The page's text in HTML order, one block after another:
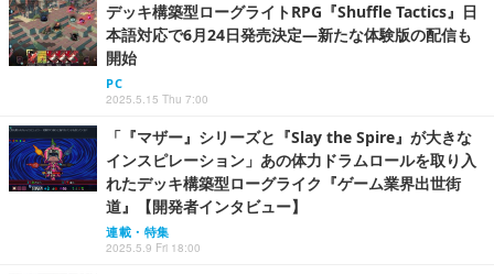
デッキ構築型ローグライトRPG『Shuffle Tactics』日
本語対応で6月24日発売決定―新たな体験版の配信も
開始
PC
2025.5.15 Thu 7:00
「『マザー』シリーズと『Slay the Spire』が大きな
インスピレーション」あの体力ドラムロールを取り入
れたデッキ構築型ローグライク『ゲーム業界出世街
道』【開発者インタビュー】
連載・特集
2025.5.9 Fri 18:00